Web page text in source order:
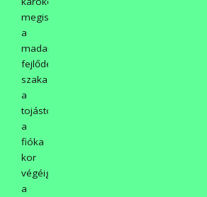
megismerkedhettek
a
madarak
fejlődési
szakaszaival
a
tojástól
a
fióka
kor
végéig,
a